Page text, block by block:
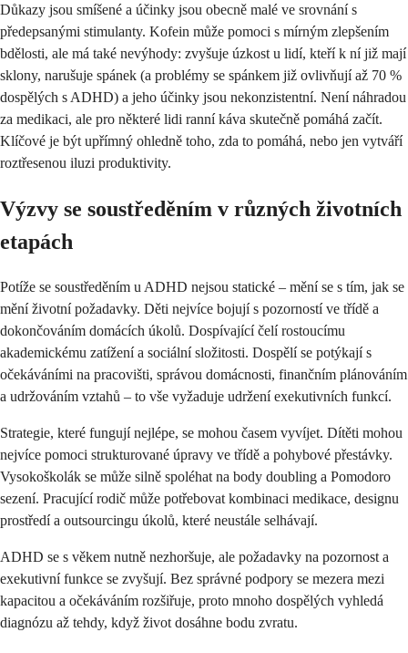
Důkazy jsou smíšené a účinky jsou obecně malé ve srovnání s
předepsanými stimulanty. Kofein může pomoci s mírným zlepšením
bdělosti, ale má také nevýhody: zvyšuje úzkost u lidí, kteří k ní již mají
sklony, narušuje spánek (a problémy se spánkem již ovlivňují až 70 %
dospělých s ADHD) a jeho účinky jsou nekonzistentní. Není náhradou
za medikaci, ale pro některé lidi ranní káva skutečně pomáhá začít.
Klíčové je být upřímný ohledně toho, zda to pomáhá, nebo jen vytváří
roztřesenou iluzi produktivity.
Výzvy se soustředěním v různých životních
etapách
Potíže se soustředěním u ADHD nejsou statické – mění se s tím, jak se
mění životní požadavky. Děti nejvíce bojují s pozorností ve třídě a
dokončováním domácích úkolů. Dospívající čelí rostoucímu
akademickému zatížení a sociální složitosti. Dospělí se potýkají s
očekáváními na pracovišti, správou domácnosti, finančním plánováním
a udržováním vztahů – to vše vyžaduje udržení exekutivních funkcí.
Strategie, které fungují nejlépe, se mohou časem vyvíjet. Dítěti mohou
nejvíce pomoci strukturované úpravy ve třídě a pohybové přestávky.
Vysokoškolák se může silně spoléhat na body doubling a Pomodoro
sezení. Pracující rodič může potřebovat kombinaci medikace, designu
prostředí a outsourcingu úkolů, které neustále selhávají.
ADHD se s věkem nutně nezhoršuje, ale požadavky na pozornost a
exekutivní funkce se zvyšují. Bez správné podpory se mezera mezi
kapacitou a očekáváním rozšiřuje, proto mnoho dospělých vyhledá
diagnózu až tehdy, když život dosáhne bodu zvratu.